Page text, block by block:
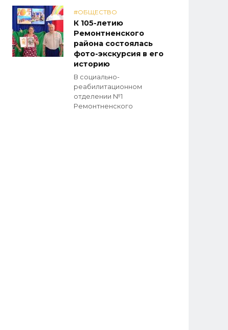
#ОБЩЕСТВО
К 105-летию
Ремонтненского
района состоялась
фото-экскурсия в его
историю
В социально-
реабилитационном
отделении №1
Ремонтненского